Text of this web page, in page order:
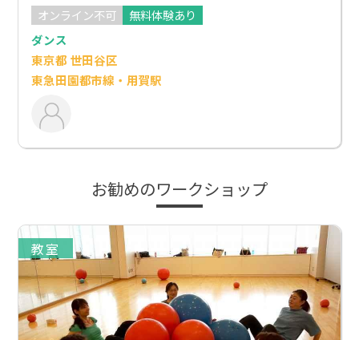
オンライン不可
無料体験あり
ダンス
東京都 世田谷区
東急田園都市線・用賀駅
お勧めのワークショップ
教室